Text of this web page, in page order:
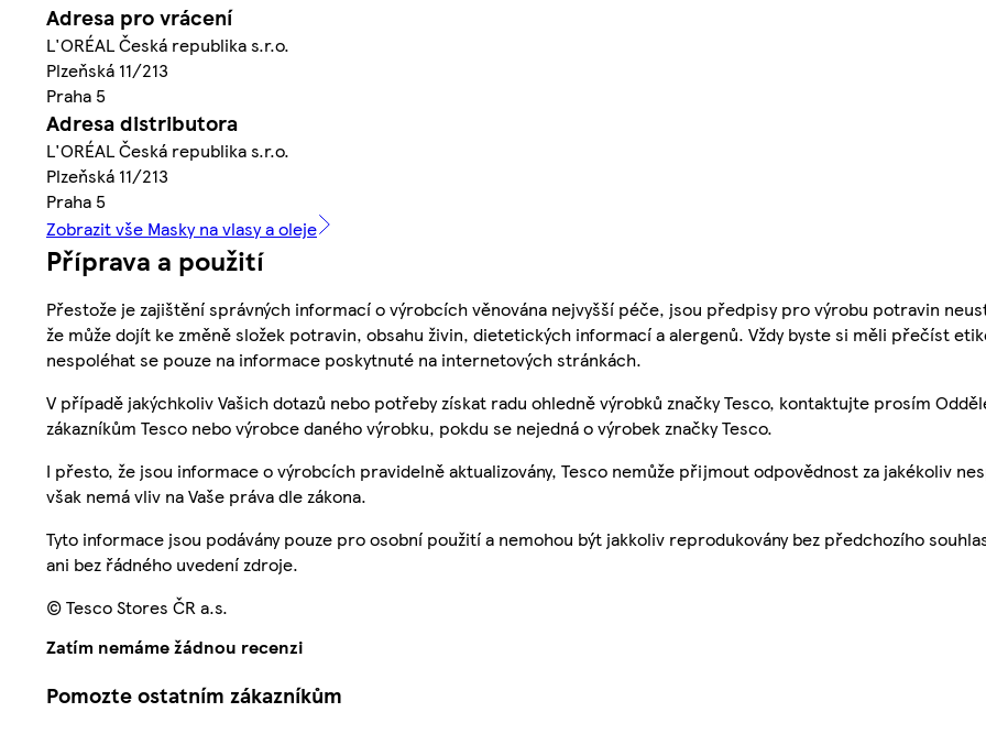
Adresa pro vrácení
L'ORÉAL Česká republika s.r.o.
Plzeňská 11/213
Praha 5
Adresa distributora
L'ORÉAL Česká republika s.r.o.
Plzeňská 11/213
Praha 5
Zobrazit vše Masky na vlasy a oleje
Příprava a použití
Přestože je zajištění správných informací o výrobcích věnována nejvyšší péče, jsou předpisy pro výrobu potravin
že může dojít ke změně složek potravin, obsahu živin, dietetických informací a alergenů. Vždy byste si měli přečíst
nespoléhat se pouze na informace poskytnuté na internetových stránkách.
V případě jakýchkoliv Vašich dotazů nebo potřeby získat radu ohledně výrobků značky Tesco, kontaktujte prosím
zákazníkům Tesco nebo výrobce daného výrobku, pokdu se nejedná o výrobek značky Tesco.
I přesto, že jsou informace o výrobcích pravidelně aktualizovány, Tesco nemůže přijmout odpovědnost za jakékoliv
však nemá vliv na Vaše práva dle zákona.
Tyto informace jsou podávány pouze pro osobní použití a nemohou být jakkoliv reprodukovány bez předchozího
ani bez řádného uvedení zdroje.
© Tesco Stores ČR a.s.
Zatím nemáme žádnou recenzi
Pomozte ostatním zákazníkům